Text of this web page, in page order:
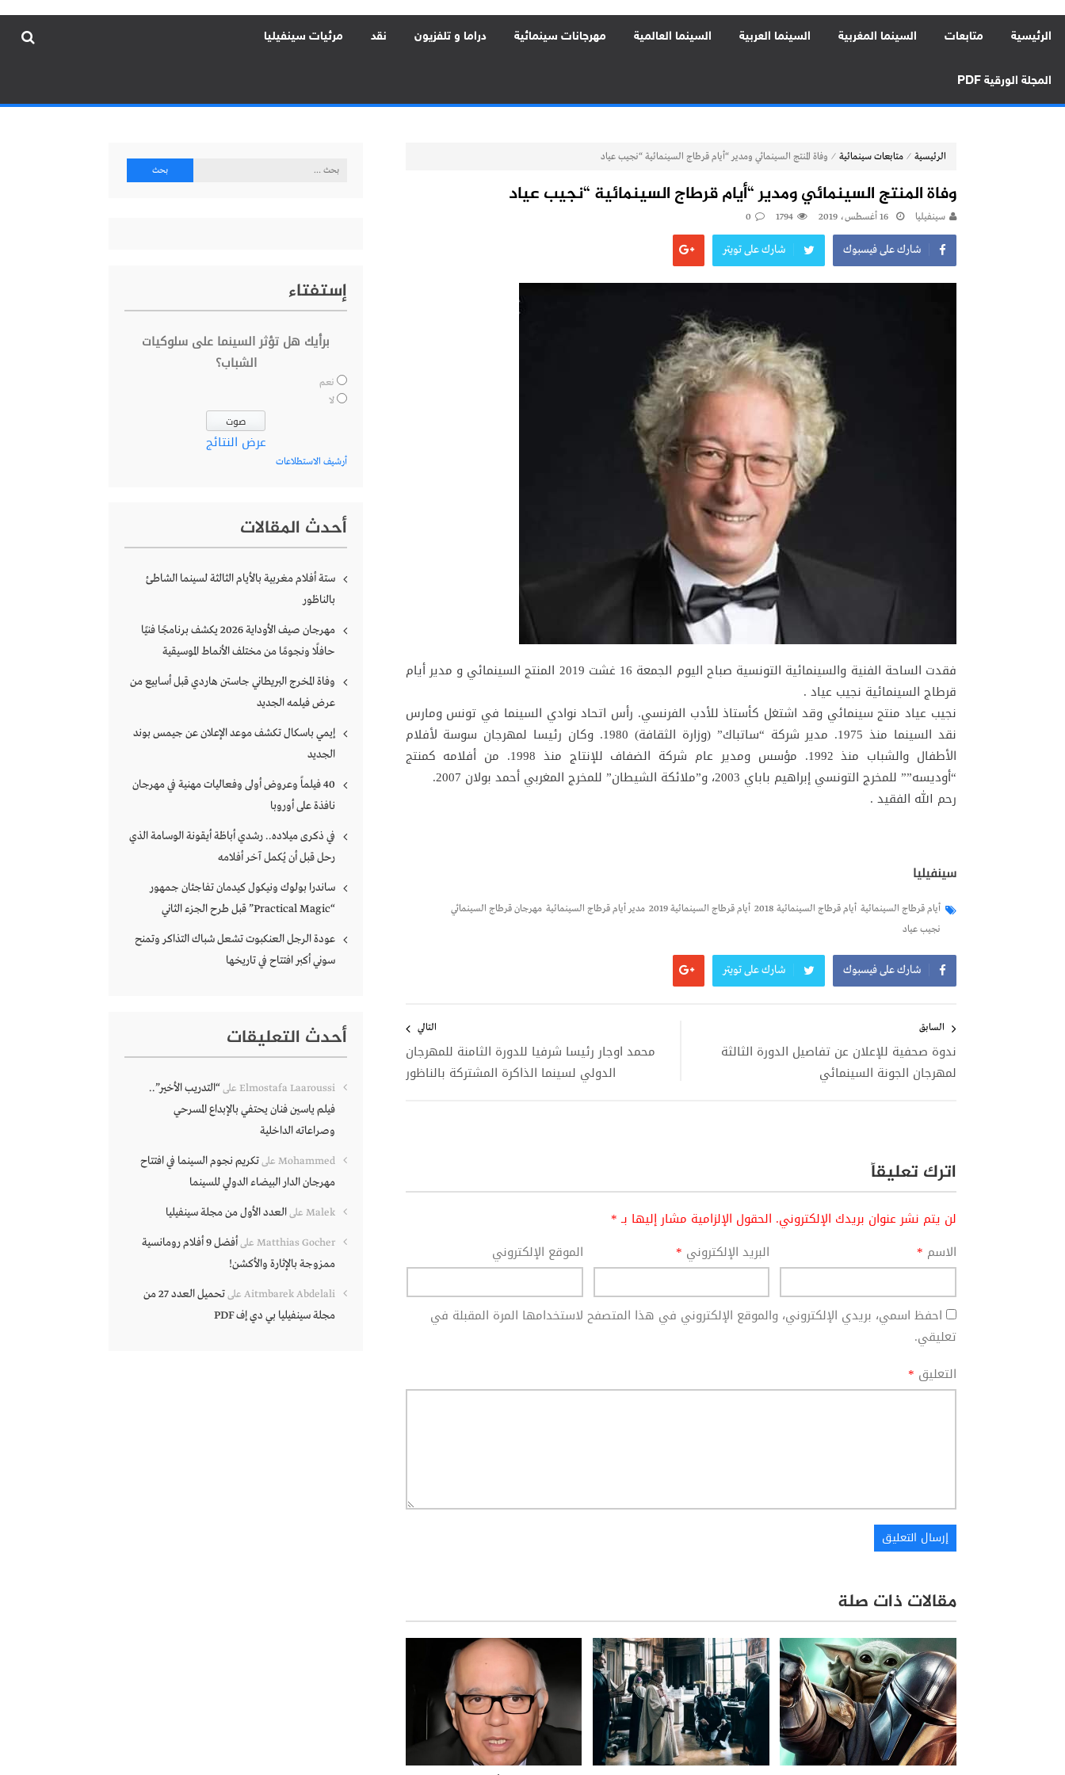
الرئيسية متابعات السينما المغربية السينما العربية السينما العالمية مهرجانات سينمائية دراما و تلفزيون نقد مرئيات سينفيليا
المجلة الورقية PDF
الرئيسية ⁄ متابعات سينمائية ⁄ وفاة المنتج السينمائي ومدير “أيام قرطاج السينمائية “نجيب عياد
وفاة المنتج السينمائي ومدير “أيام قرطاج السينمائية “نجيب عياد
سينفيليا 16 أغسطس، 2019 1794
0
شارك على فيسبوك شارك على تويتر
فقدت الساحة الفنية والسينمائية التونسية صباح اليوم الجمعة 16 غشت 2019 المنتج السينمائي و مدير أيام
قرطاج السينمائية نجيب عياد .
نجيب عياد منتج سينمائي وقد اشتغل كأستاذ للأدب الفرنسي. رأس اتحاد نوادي السينما في تونس ومارس
نقد السينما منذ 1975. مدير شركة “ساتباك” (وزارة الثقافة) 1980. وكان رئيسا لمهرجان سوسة لأفلام
الأطفال والشباب منذ 1992. مؤسس ومدير عام شركة الضفاف للإنتاج منذ 1998. من أفلامه كمنتج
“أوديسه”” للمخرج التونسي إبراهيم باباي 2003، و”ملائكة الشيطان” للمخرج المغربي أحمد بولان 2007.
رحم الله الفقيد .
سينفيليا
أيام قرطاج السينمائية أيام قرطاج السينمائية 2018 أيام قرطاج السينمائية 2019 مدير أيام قرطاج السينمائية مهرجان قرطاج السينمائي
نجيب عياد
شارك على فيسبوك شارك على تويتر
المقالات
السابق
ندوة صحفية للإعلان عن تفاصيل الدورة الثالثة
لمهرجان الجونة السينمائي
التالي
محمد اوجار رئيسا شرفيا للدورة الثامنة للمهرجان
الدولي لسينما الذاكرة المشتركة بالناظور
اترك تعليقاً
لن يتم نشر عنوان بريدك الإلكتروني. الحقول الإلزامية مشار إليها بـ*
الاسم * البريد الإلكتروني * الموقع الإلكتروني
احفظ اسمي، بريدي الإلكتروني، والموقع الإلكتروني في هذا المتصفح لاستخدامها المرة المقبلة في
تعليقي.
التعليق *
مقالات ذات صلة
البحث
إستفتاء
برأيك هل تؤثر السينما على سلوكيات
الشباب؟
نعم
لا
عرض النتائج
أرشيف الاستطلاعات
أحدث المقالات
ستة أفلام مغربية بالأيام الثالثة لسينما الشاطئ
بالناظور
مهرجان صيف الأوداية 2026 يكشف برنامجًا فنيًا
حافلًا ونجومًا من مختلف الأنماط الموسيقية
وفاة المخرج البريطاني جاستن هاردي قبل أسابيع من
عرض فيلمه الجديد
إيمي باسكال تكشف موعد الإعلان عن جيمس بوند
الجديد
40 فيلماً وعروض أولى وفعاليات مهنية في مهرجان
نافذة على أوروبا
في ذكرى ميلاده.. رشدي أباظة أيقونة الوسامة الذي
رحل قبل أن يُكمل آخر أفلامه
ساندرا بولوك ونيكول كيدمان تفاجئان جمهور
“Practical Magic” قبل طرح الجزء الثاني
عودة الرجل العنكبوت تشعل شباك التذاكر وتمنح
سوني أكبر افتتاح في تاريخها
أحدث التعليقات
Elmostafa Laaroussi على“التدريب الأخير”..
فيلم ياسين فنان يحتفي بالإبداع المسرحي
وصراعاته الداخلية
Mohammed علىتكريم نجوم السينما في افتتاح
مهرجان الدار البيضاء الدولي للسينما
Malek علىالعدد الأول من مجلة سينفيليا
Matthias Gocher على
أفضل 9 أفلام رومانسية
ممزوجة بالإثارة والأكشن!
Aitmbarek Abdelali على
تحميل العدد 27 من
مجلة سينفيليا بي دي إف PDF